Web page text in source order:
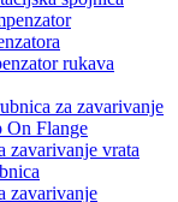
rukava
za zavarivanje
On Flange
zavarivanje vrata
zavarivanje